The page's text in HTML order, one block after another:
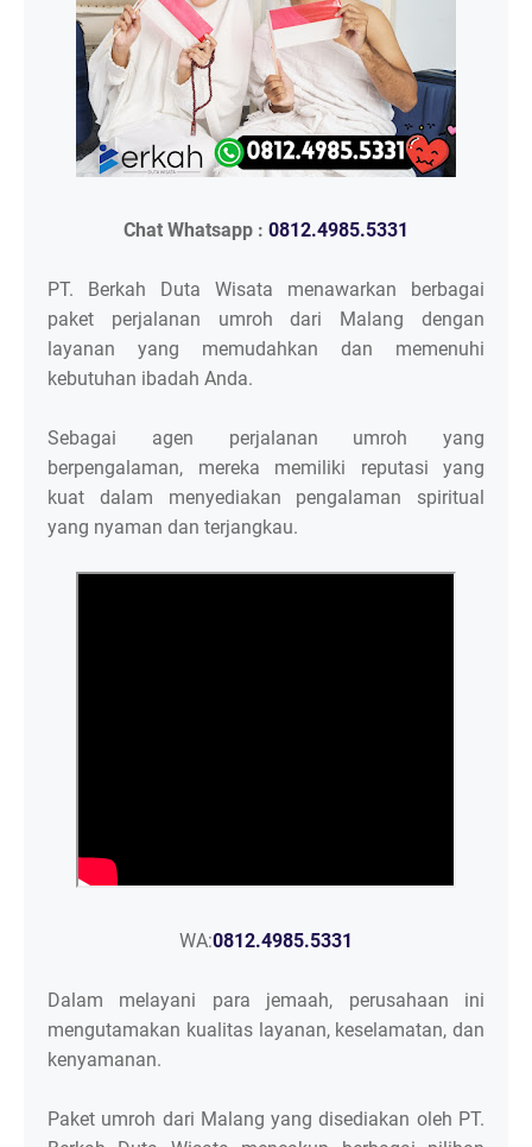
Chat Whatsapp : 0812.4985.5331
PT. Berkah Duta Wisata menawarkan berbagai
paket perjalanan umroh dari Malang dengan
layanan yang memudahkan dan memenuhi
kebutuhan ibadah Anda.
Sebagai agen perjalanan umroh yang
berpengalaman, mereka memiliki reputasi yang
kuat dalam menyediakan pengalaman spiritual
yang nyaman dan terjangkau.
WA:0812.4985.5331
Dalam melayani para jemaah, perusahaan ini
mengutamakan kualitas layanan, keselamatan, dan
kenyamanan.
Paket umroh dari Malang yang disediakan oleh PT.